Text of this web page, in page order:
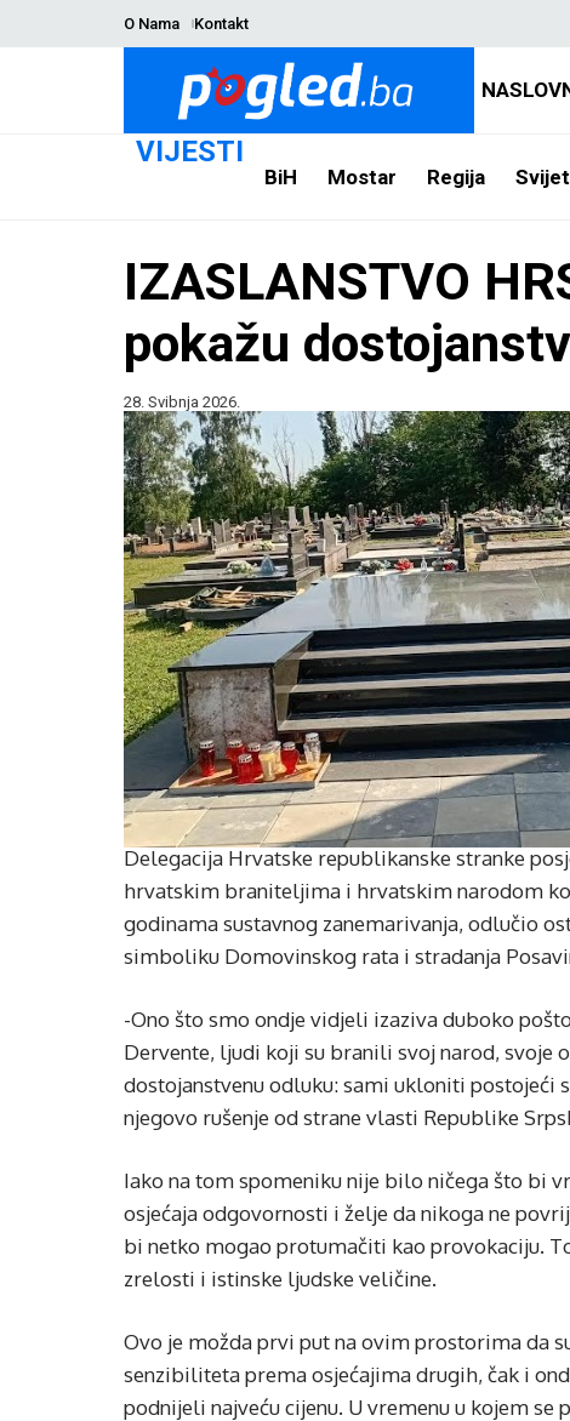
O Nama Kontakt
VIJESTI
BiH Mostar Regija Svijet
IZASLANSTVO
pokažu
28. Svibnja 2026.
Delegacija Hrvatske republikanske stranke
hrvatskim braniteljima i hrvatskim narodom
godinama sustavnog zanemarivanja, odlučio
simboliku Domovinskog rata i stradanja
-Ono što smo ondje vidjeli izaziva duboko
Dervente, ljudi koji su branili svoj narod,
dostojanstvenu odluku: sami ukloniti
njegovo rušenje od strane vlasti Republike
Iako na tom spomeniku nije bilo ničega što bi
osjećaja odgovornosti i želje da nikoga ne
bi netko mogao protumačiti kao provokaciju.
zrelosti i istinske ljudske veličine.
Ovo je možda prvi put na ovim prostorima da
senzibiliteta prema osjećajima drugih, čak i
podnijeli najveću cijenu. U vremenu u kojem